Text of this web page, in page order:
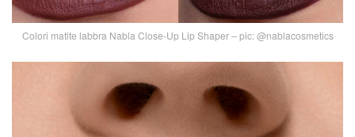
Colori matite labbra Nabla Close-Up Lip Shaper – pic: @nablacosmetics